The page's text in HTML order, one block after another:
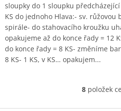
sloupky do 1 sloupku
KS do jednoho Hlava:- sv. růžovou
spirále- do stahovacího kroužku
opakujeme až do konce řady = 12
do konce řady = 8 KS- změníme
8 KS- 1 KS, v KS… opakujem...
O
8 položek